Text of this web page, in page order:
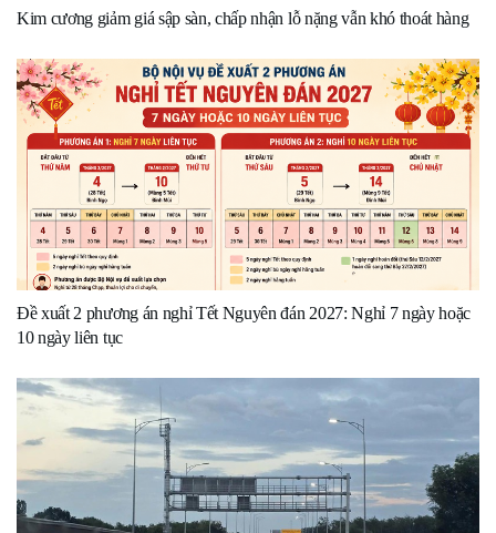
Kim cương giảm giá sập sàn, chấp nhận lỗ nặng vẫn khó thoát hàng
Đề xuất 2 phương án nghỉ Tết Nguyên đán 2027: Nghỉ 7 ngày hoặc
10 ngày liên tục